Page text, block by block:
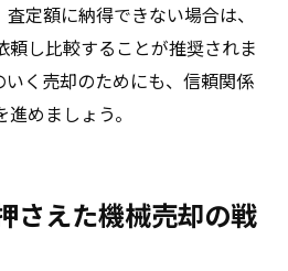
定額に納得できない場合は、
し比較することが推奨されま
いく売却のためにも、信頼関係
めましょう。
さえた機械売却の戦